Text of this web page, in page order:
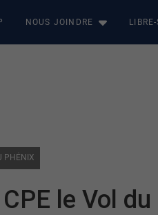
NOUS JOINDRE
PHÉNIX
le Vol du